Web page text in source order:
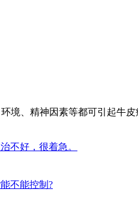
境、精神因素等都可引起牛
不好，很着急。
不能控制?